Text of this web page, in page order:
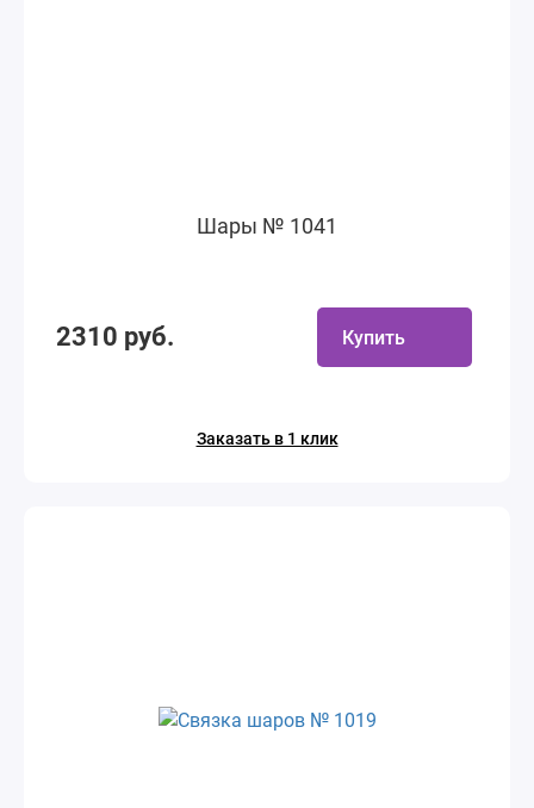
Шары № 1041
2310 руб. Купить
Заказать в 1 клик